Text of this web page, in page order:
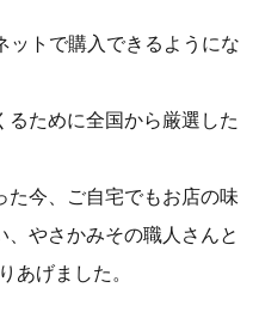
ットで購入できるようにな
るために全国から厳選した
た今、ご自宅でもお店の味
やさかみその職人さんと
あげました。